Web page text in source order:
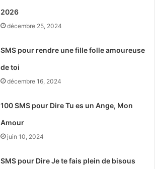
2026
décembre 25, 2024
SMS pour rendre une fille folle amoureuse
de toi
décembre 16, 2024
100 SMS pour Dire Tu es un Ange, Mon
Amour
juin 10, 2024
SMS pour Dire Je te fais plein de bisous